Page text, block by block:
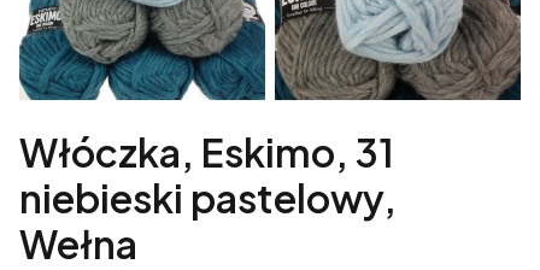
Włóczka, Eskimo, 31
niebieski pastelowy,
Wełna